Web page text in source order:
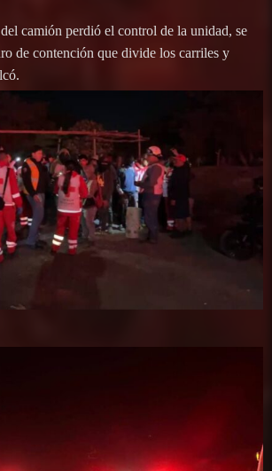
camión perdió el control de la unidad, se
de contención que divide los carriles y